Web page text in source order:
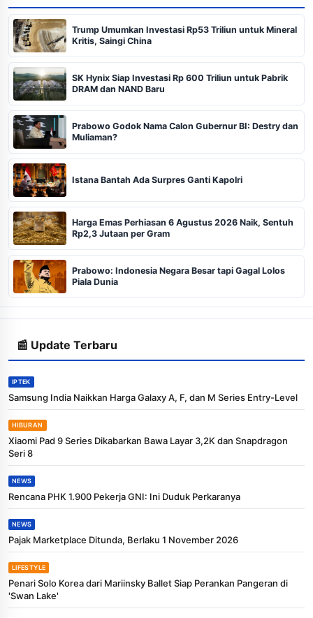
Trump Umumkan Investasi Rp53 Triliun untuk Mineral
Kritis, Saingi China
SK Hynix Siap Investasi Rp 600 Triliun untuk Pabrik
DRAM dan NAND Baru
Prabowo Godok Nama Calon Gubernur BI: Destry dan
Muliaman?
Istana Bantah Ada Surpres Ganti Kapolri
Harga Emas Perhiasan 6 Agustus 2026 Naik, Sentuh
Rp2,3 Jutaan per Gram
Prabowo: Indonesia Negara Besar tapi Gagal Lolos
Piala Dunia
📰 Update Terbaru
IPTEK
Samsung India Naikkan Harga Galaxy A, F, dan M Series Entry-Level
HIBURAN
Xiaomi Pad 9 Series Dikabarkan Bawa Layar 3,2K dan Snapdragon
Seri 8
NEWS
Rencana PHK 1.900 Pekerja GNI: Ini Duduk Perkaranya
NEWS
Pajak Marketplace Ditunda, Berlaku 1 November 2026
LIFESTYLE
Penari Solo Korea dari Mariinsky Ballet Siap Perankan Pangeran di
'Swan Lake'